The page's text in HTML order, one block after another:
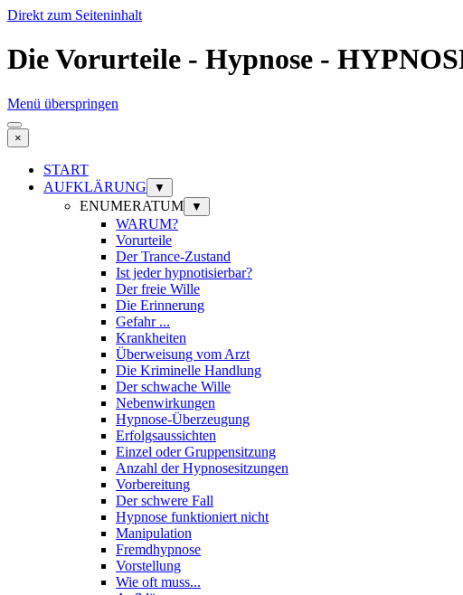
Direkt zum Seiteninhalt
Die Vorurteile - Hypnose -
Menü überspringen
×
START
AUFKLÄRUNG
▼
ENUMERATUM ▼
WARUM?
Vorurteile
Der Trance-Zustand
Ist jeder hypnotisierbar?
Der freie Wille
Die Erinnerung
Gefahr ...
Krankheiten
Überweisung vom Arzt
Die Kriminelle Handlung
Der schwache Wille
Nebenwirkungen
Hypnose-Überzeugung
Erfolgsaussichten
Einzel oder Gruppensitzung
Anzahl der Hypnosesitzungen
Vorbereitung
Der schwere Fall
Hypnose funktioniert nicht
Manipulation
Fremdhypnose
Vorstellung
Wie oft muss...